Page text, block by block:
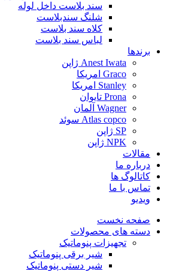
سند بلاست داخل لوله
شلنگ سندبلاست
کلاه سند بلاست
لباس سند بلاست
برندها
Anest Iwata ژاپن
Graco امریکا
Stanley امریکا
Prona تایوان
Wagner آلمان
Atlas copco سوئد
SP ژاپن
NPK ژاپن
مقالات
درباره ما
کاتالوگ ها
تماس با ما
ویدیو
صفحه نخست
دسته های محصولات
تجهیزات پنوماتیک
شیر برقی پنوماتیک
شیر دستی پنوماتیک